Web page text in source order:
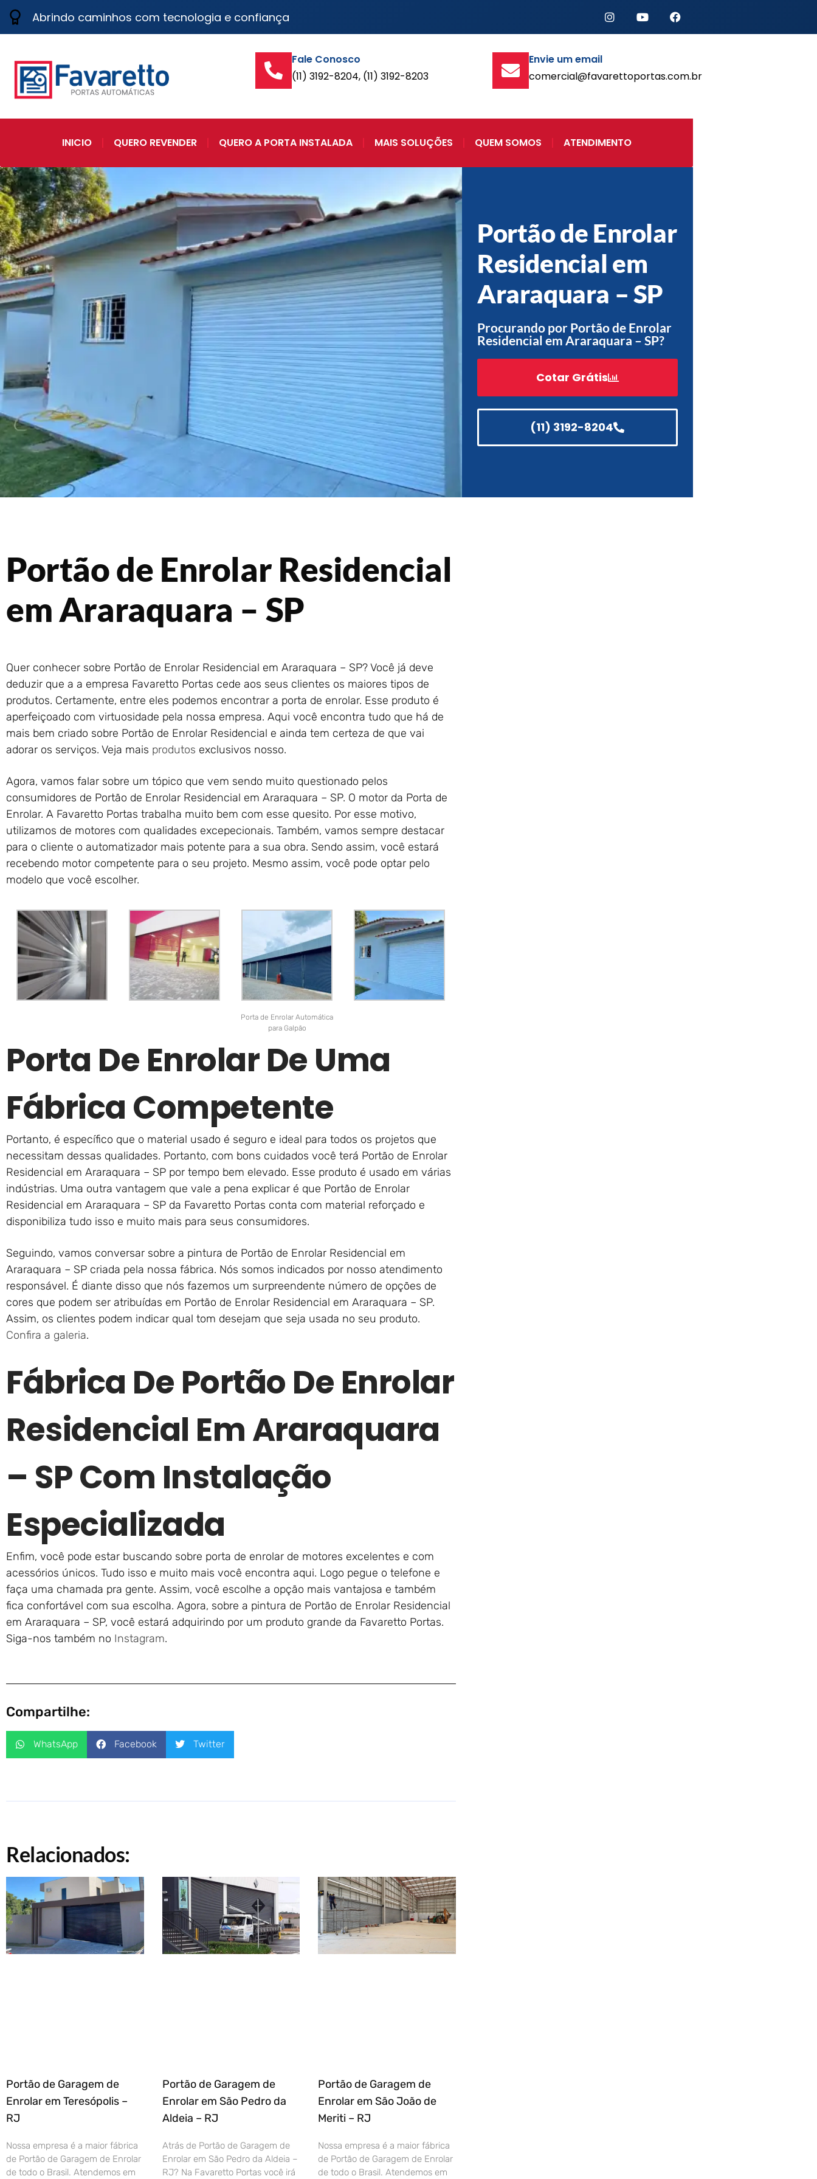
Abrindo caminhos com tecnologia e confiança
Fale Conosco
(11) 3192-8204, (11) 3192-8203
Envie um email
comercial@favarettoportas.com.br
INICIO QUERO REVENDER QUERO A PORTA INSTALADA MAIS SOLUÇÕES QUEM SOMOS ATENDIMENTO
Portão de Enrolar
Residencial em
Araraquara – SP
Procurando por Portão de Enrolar
Residencial em Araraquara – SP?
Cotar Grátis
(11) 3192-8204
Portão de Enrolar Residencial
em Araraquara – SP
Quer conhecer sobre Portão de Enrolar Residencial em Araraquara – SP? Você já deve
deduzir que a a empresa Favaretto Portas cede aos seus clientes os maiores tipos de
produtos. Certamente, entre eles podemos encontrar a porta de enrolar. Esse produto é
aperfeiçoado com virtuosidade pela nossa empresa. Aqui você encontra tudo que há de
mais bem criado sobre Portão de Enrolar Residencial e ainda tem certeza de que vai
adorar os serviços. Veja mais produtos exclusivos nosso.
Agora, vamos falar sobre um tópico que vem sendo muito questionado pelos
consumidores de Portão de Enrolar Residencial em Araraquara – SP. O motor da Porta de
Enrolar. A Favaretto Portas trabalha muito bem com esse quesito. Por esse motivo,
utilizamos de motores com qualidades excepecionais. Também, vamos sempre destacar
para o cliente o automatizador mais potente para a sua obra. Sendo assim, você estará
recebendo motor competente para o seu projeto. Mesmo assim, você pode optar pelo
modelo que você escolher.
Porta de Enrolar Automática
para Galpão
Porta De Enrolar De Uma
Fábrica Competente
Portanto, é específico que o material usado é seguro e ideal para todos os projetos que
necessitam dessas qualidades. Portanto, com bons cuidados você terá Portão de Enrolar
Residencial em Araraquara – SP por tempo bem elevado. Esse produto é usado em várias
indústrias. Uma outra vantagem que vale a pena explicar é que Portão de Enrolar
Residencial em Araraquara – SP da Favaretto Portas conta com material reforçado e
disponibiliza tudo isso e muito mais para seus consumidores.
Seguindo, vamos conversar sobre a pintura de Portão de Enrolar Residencial em
Araraquara – SP criada pela nossa fábrica. Nós somos indicados por nosso atendimento
responsável. É diante disso que nós fazemos um surpreendente número de opções de
cores que podem ser atribuídas em Portão de Enrolar Residencial em Araraquara – SP.
Assim, os clientes podem indicar qual tom desejam que seja usada no seu produto.
Confira a galeria.
Fábrica De Portão De Enrolar
Residencial Em Araraquara
– SP Com Instalação
Especializada
Enfim, você pode estar buscando sobre porta de enrolar de motores excelentes e com
acessórios únicos. Tudo isso e muito mais você encontra aqui. Logo pegue o telefone e
faça uma chamada pra gente. Assim, você escolhe a opção mais vantajosa e também
fica confortável com sua escolha. Agora, sobre a pintura de Portão de Enrolar Residencial
em Araraquara – SP, você estará adquirindo por um produto grande da Favaretto Portas.
Siga-nos também no Instagram.
Compartilhe:
WhatsApp Facebook Twitter
Relacionados:
Portão de Garagem de
Enrolar em Teresópolis –
RJ
Nossa empresa é a maior fábrica
de Portão de Garagem de Enrolar
de todo o Brasil. Atendemos em
Portão de Garagem de
Enrolar em São Pedro da
Aldeia – RJ
Atrás de Portão de Garagem de
Enrolar em São Pedro da Aldeia –
RJ? Na Favaretto Portas você irá
Portão de Garagem de
Enrolar em São João de
Meriti – RJ
Nossa empresa é a maior fábrica
de Portão de Garagem de Enrolar
de todo o Brasil. Atendemos em